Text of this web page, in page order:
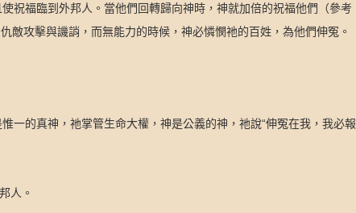
祝福臨到外邦人。當他們回轉歸向神時，神就加倍的祝福他們（參考
敵攻擊與譏誚，而無能力的時候，神必憐憫祂的百姓，為他們伸冤。
一的真神，祂掌管生命大權，神是公義的神，祂說“伸冤在我，我必報
人。